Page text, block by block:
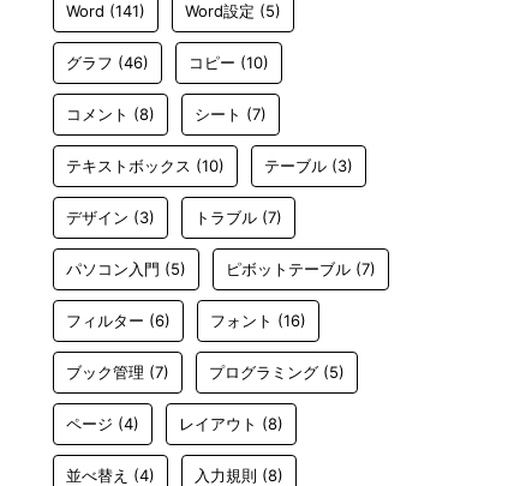
Word (141) Word設定 (5)
グラフ (46) コピー (10)
コメント (8) シート (7)
テキストボックス (10) テーブル (3)
デザイン (3) トラブル (7)
パソコン入門 (5) ピボットテーブル (7)
フィルター (6) フォント (16)
ブック管理 (7) プログラミング (5)
ページ (4) レイアウト (8)
並べ替え (4) 入力規則 (8)